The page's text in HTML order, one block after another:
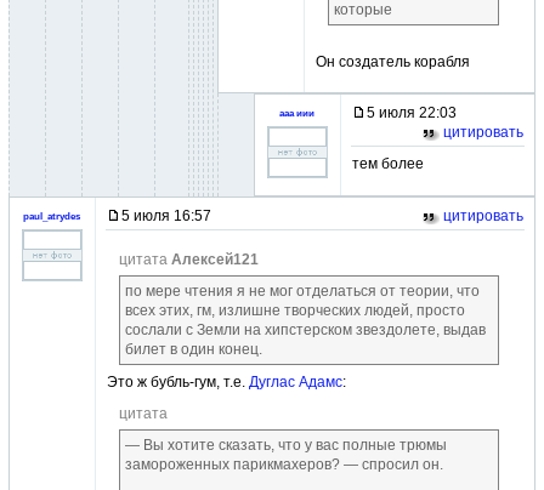
которые
Он создатель корабля
ааа иии
5 июля 22:03
цитировать
тем более
paul_atrydes 5 июля 16:57 цитировать
цитата Алексей121
по мере чтения я не мог отделаться от теории, что
всех этих, гм, излишне творческих людей, просто
сослали с Земли на хипстерском звездолете, выдав
билет в один конец.
Это ж бубль-гум, т.е. Дуглас Адамс:
цитата
— Вы хотите сказать, что у вас полные трюмы
замороженных парикмахеров? — спросил он.